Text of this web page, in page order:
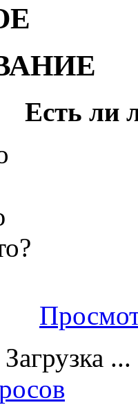
Есть ли
Загрузка ...